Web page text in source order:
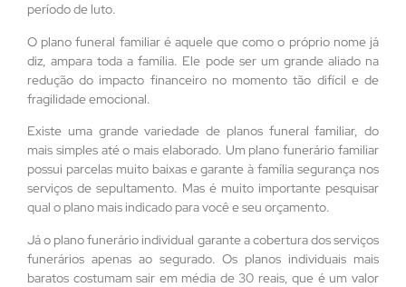
período de luto.
O plano funeral familiar é aquele que como o próprio nome já
diz, ampara toda a família. Ele pode ser um grande aliado na
redução do impacto financeiro no momento tão difícil e de
fragilidade emocional.
Existe uma grande variedade de planos funeral familiar, do
mais simples até o mais elaborado. Um plano funerário familiar
possui parcelas muito baixas e garante à família segurança nos
serviços de sepultamento. Mas é muito importante pesquisar
qual o plano mais indicado para você e seu orçamento.
Já o plano funerário individual garante a cobertura dos serviços
funerários apenas ao segurado. Os planos individuais mais
baratos costumam sair em média de 30 reais, que é um valor